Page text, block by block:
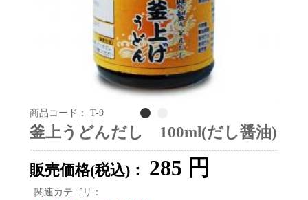
商品コード： T-9
釜上うどんだし 100ml(だし醤油)
販売価格(税込)： 285 円
関連カテゴリ：